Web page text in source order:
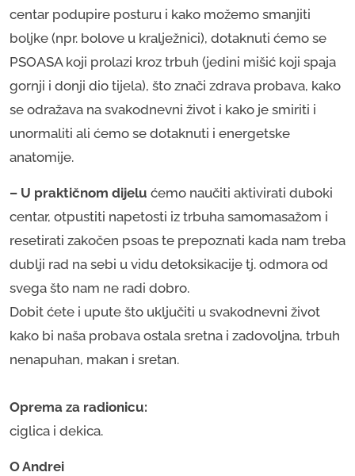
centar podupire posturu i kako možemo smanjiti
boljke (npr. bolove u kralježnici), dotaknuti ćemo se
PSOASA koji prolazi kroz trbuh (jedini mišić koji spaja
gornji i donji dio tijela), što znači zdrava probava, kako
se odražava na svakodnevni život i kako je smiriti i
unormaliti ali ćemo se dotaknuti i energetske
anatomije.
– U praktičnom dijelu ćemo naučiti aktivirati duboki
centar, otpustiti napetosti iz trbuha samomasažom i
resetirati zakočen psoas te prepoznati kada nam treba
dublji rad na sebi u vidu detoksikacije tj. odmora od
svega što nam ne radi dobro.
Dobit ćete i upute što uključiti u svakodnevni život
kako bi naša probava ostala sretna i zadovoljna, trbuh
nenapuhan, makan i sretan.
​Oprema za radionicu:
ciglica i dekica.
O Andrei